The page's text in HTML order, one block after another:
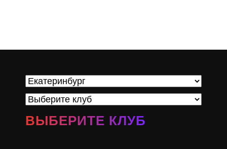
ВЫБЕРИТЕ КЛУБ